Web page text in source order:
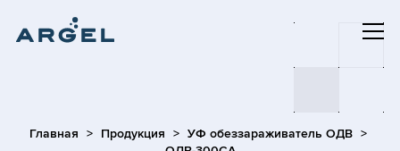
Главная Продукция
УФ обеззараживатель ОДВ